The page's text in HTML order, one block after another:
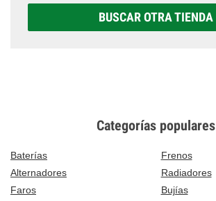
BUSCAR OTRA TIENDA
Categorías populares
Baterías
Frenos
Alternadores
Radiadores
Faros
Bujías